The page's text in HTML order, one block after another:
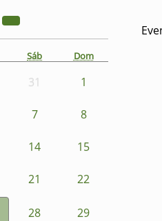
Sáb Dom
31 1
7 8
14 15
21 22
28 29